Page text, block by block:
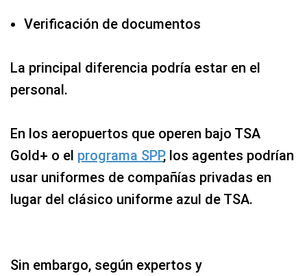
Verificación de documentos
La principal diferencia podría estar en el
personal.
En los aeropuertos que operen bajo TSA
Gold+ o el programa SPP, los agentes podrían
usar uniformes de compañías privadas en
lugar del clásico uniforme azul de TSA.
Sin embargo, según expertos y